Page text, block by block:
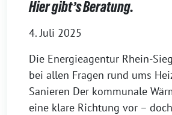
Hier gibt’s Beratung.
4. Juli 2025
Die Energieagentur Rhein-
bei allen Fragen rund ums
Sanieren Der kommunale
eine klare Richtung vor –